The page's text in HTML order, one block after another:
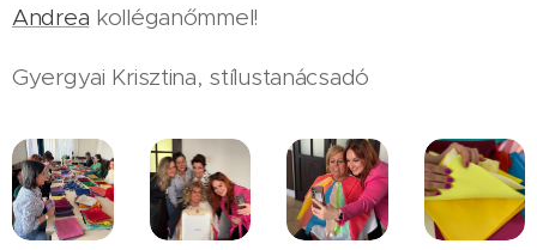
Andrea kolléganőmmel!
Gyergyai Krisztina, stílustanácsadó